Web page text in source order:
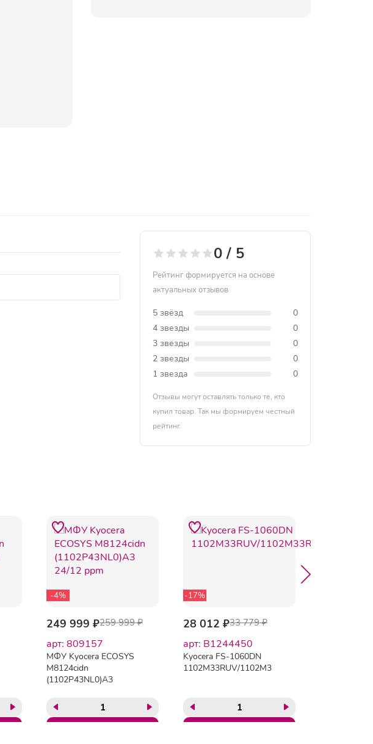
0 / 5
Рейтинг формируется на основе
актуальных отзывов
5 звёзд
0
4 звезды
0
3 звезды
0
2 звезды
0
1 звезда
0
Отзывы могут оставлять только те, кто
купил товар. Так мы формируем честный
рейтинг.
-4%
249 999 ₽259 999 ₽
арт: 809157
МФУ Kyocera ECOSYS
M8124cidn
(1102P43NL0)A3
-17%
28 012 ₽33 779 ₽
арт: B1244450
Kyocera FS-1060DN
1102M33RUV/1102M33RU0/1102M33RU2